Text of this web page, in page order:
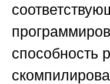
способность